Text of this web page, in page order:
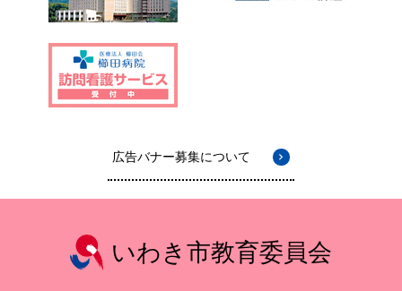
広告バナー募集について
いわき市教育委員会